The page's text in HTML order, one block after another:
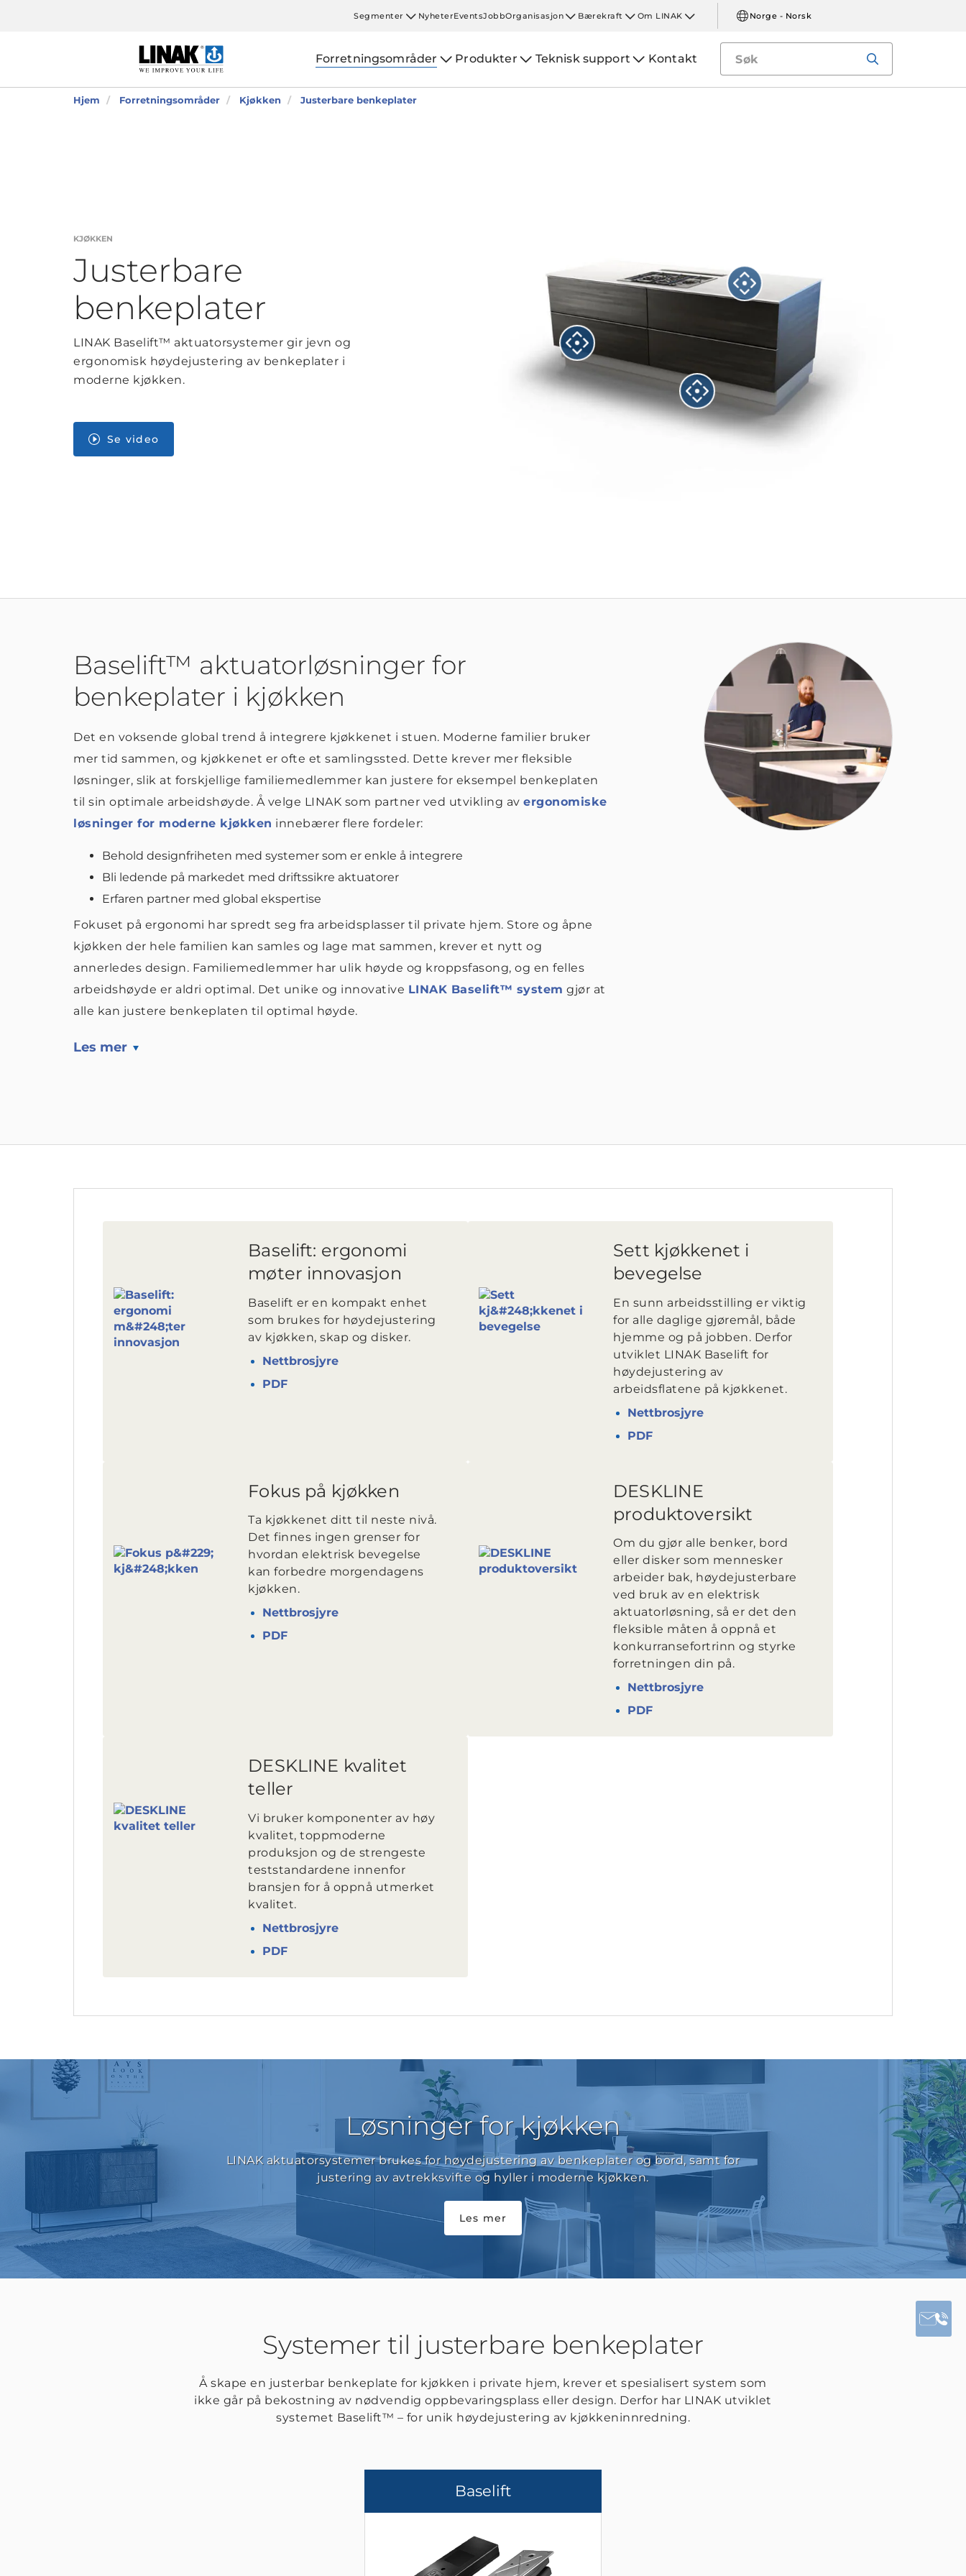
Segmenter NyheterEventsJobbOrganisasjon Bærekraft Om LINAK Norge - Norsk
Forretningsområder Produkter Teknisk support Kontakt
Hjem Forretningsområder Kjøkken Justerbare benkeplater
KJØKKEN
Justerbare
benkeplater
LINAK Baselift™ aktuatorsystemer gir jevn og
ergonomisk høydejustering av benkeplater i
moderne kjøkken.
Se video
Baselift™ aktuatorløsninger for
benkeplater i kjøkken
Det en voksende global trend å integrere kjøkkenet i stuen. Moderne familier bruker
mer tid sammen, og kjøkkenet er ofte et samlingssted. Dette krever mer fleksible
løsninger, slik at forskjellige familiemedlemmer kan justere for eksempel benkeplaten
til sin optimale arbeidshøyde. Å velge LINAK som partner ved utvikling av ergonomiske
løsninger for moderne kjøkken innebærer flere fordeler:
Behold designfriheten med systemer som er enkle å integrere
Bli ledende på markedet med driftssikre aktuatorer
Erfaren partner med global ekspertise
Fokuset på ergonomi har spredt seg fra arbeidsplasser til private hjem. Store og åpne
kjøkken der hele familien kan samles og lage mat sammen, krever et nytt og
annerledes design. Familiemedlemmer har ulik høyde og kroppsfasong, og en felles
arbeidshøyde er aldri optimal. Det unike og innovative LINAK Baselift™ system gjør at
alle kan justere benkeplaten til optimal høyde.
Les mer
Baselift: ergonomi
møter innovasjon
Baselift er en kompakt enhet
som brukes for høydejustering
av kjøkken, skap og disker.
Nettbrosjyre
PDF
Sett kjøkkenet i
bevegelse
En sunn arbeidsstilling er viktig
for alle daglige gjøremål, både
hjemme og på jobben. Derfor
utviklet LINAK Baselift for
høydejustering av
arbeidsflatene på kjøkkenet.
Nettbrosjyre
PDF
Fokus på kjøkken
Ta kjøkkenet ditt til neste nivå.
Det finnes ingen grenser for
hvordan elektrisk bevegelse
kan forbedre morgendagens
kjøkken.
Nettbrosjyre
PDF
DESKLINE
produktoversikt
Om du gjør alle benker, bord
eller disker som mennesker
arbeider bak, høydejusterbare
ved bruk av en elektrisk
aktuatorløsning, så er det den
fleksible måten å oppnå et
konkurransefortrinn og styrke
forretningen din på.
Nettbrosjyre
PDF
DESKLINE kvalitet
teller
Vi bruker komponenter av høy
kvalitet, toppmoderne
produksjon og de strengeste
teststandardene innenfor
bransjen for å oppnå utmerket
kvalitet.
Nettbrosjyre
PDF
Løsninger for kjøkken
LINAK aktuatorsystemer brukes for høydejustering av benkeplater og bord, samt for
justering av avtrekksvifte og hyller i moderne kjøkken.
Les mer
Systemer til justerbare benkeplater
Å skape en justerbar benkeplate for kjøkken i private hjem, krever et spesialisert system som
ikke går på bekostning av nødvendig oppbevaringsplass eller design. Derfor har LINAK utviklet
systemet Baselift™ – for unik høydejustering av kjøkkeninnredning.
Baselift